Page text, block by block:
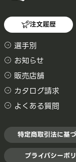
注文履歴
選手別
お知らせ
販売店舗
カタログ請求
よくある質問
特定商取引法に基
プライバシーポ